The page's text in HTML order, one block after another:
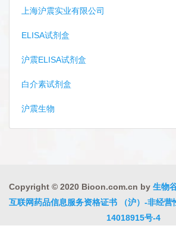
上海沪震实业有限公司
ELISA试剂盒
沪震ELISA试剂盒
白介素试剂盒
沪震生物
Copyright © 2020 Bioon.com.cn by 生物
互联网药品信息服务资格证书 （沪）-非经
14018915号-4